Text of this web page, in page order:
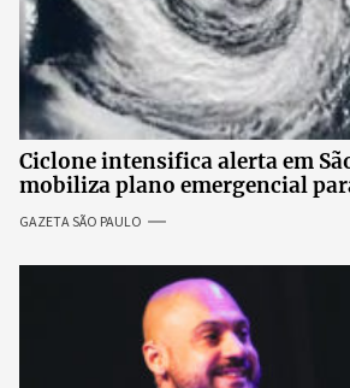
Ciclone intensifica alerta em
mobiliza plano emergencial
impactos no fornecimento de
GAZETA SÃO PAULO